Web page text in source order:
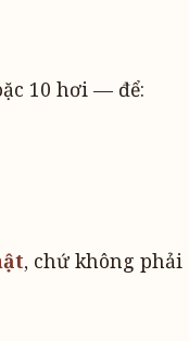
10 hơi — để:
, chứ không phải